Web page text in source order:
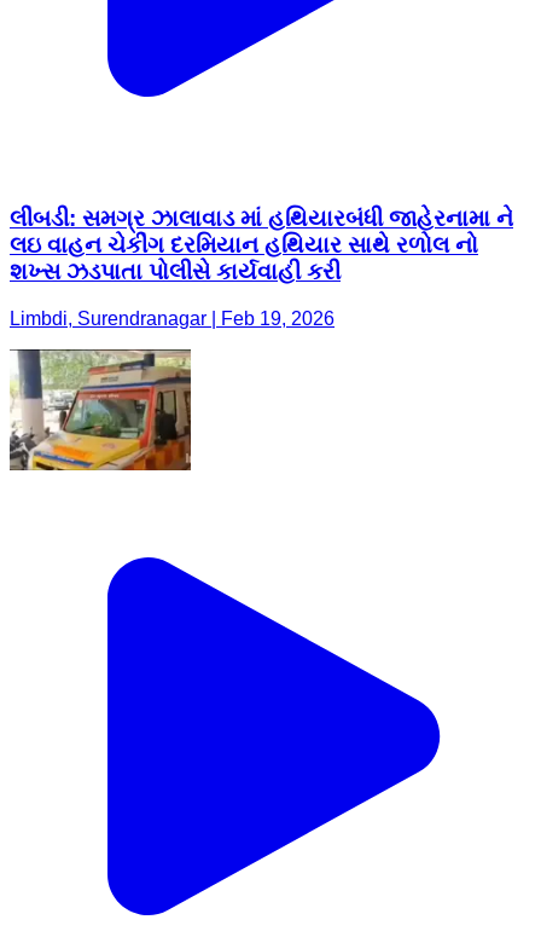
લીંબડી: સમગ્ર ઝાલાવાડ માં હથિયારબંધી જાહેરનામા ને
લઇ વાહન ચેકીંગ દરમિયાન હથિયાર સાથે રળોલ નો
શખ્સ ઝડપાતા પોલીસે કાર્યવાહી કરી
Limbdi, Surendranagar | Feb 19, 2026